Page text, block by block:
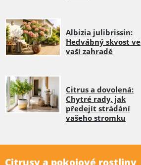
Albizia julibrissin:
Hedvábný skvost ve
vaší zahradě
Citrus a dovolená:
Chytré rady, jak
předejít strádání
vašeho stromku